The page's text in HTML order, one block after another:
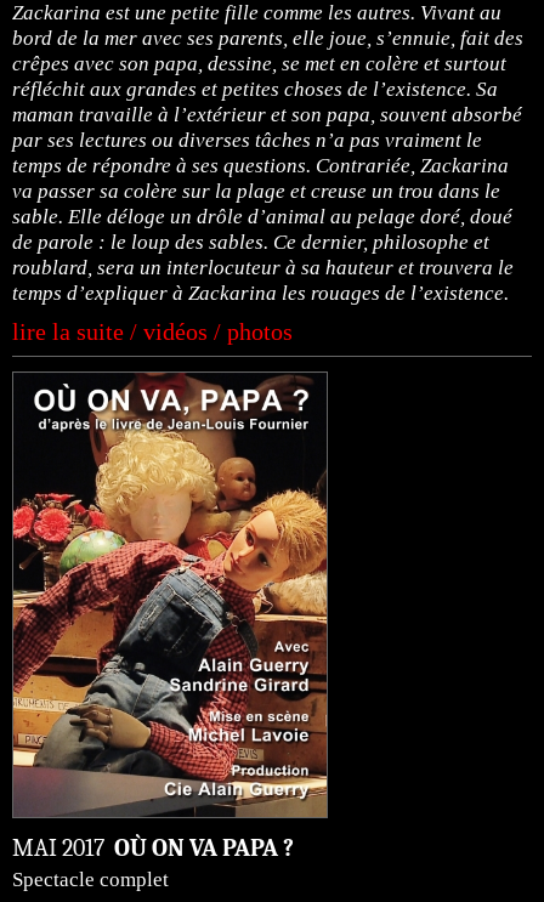
Zackarina est une petite fille comme les autres. Vivant au
bord de la mer avec ses parents, elle joue, s’ennuie, fait des
crêpes avec son papa, dessine, se met en colère et surtout
réfléchit aux grandes et petites choses de l’existence. Sa
maman travaille à l’extérieur et son papa, souvent absorbé
par ses lectures ou diverses tâches n’a pas vraiment le
temps de répondre à ses questions. Contrariée, Zackarina
va passer sa colère sur la plage et creuse un trou dans le
sable. Elle déloge un drôle d’animal au pelage doré, doué
de parole : le loup des sables. Ce dernier, philosophe et
roublard, sera un interlocuteur à sa hauteur et trouvera le
temps d’expliquer à Zackarina les rouages de l’existence.
lire la suite / vidéos / photos
MAI 2017 OÙ ON VA PAPA ?
Spectacle complet